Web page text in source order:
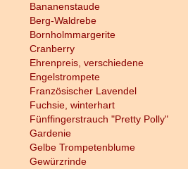
Bananenstaude
Berg-Waldrebe
Bornholmmargerite
Cranberry
Ehrenpreis, verschiedene
Engelstrompete
Französischer Lavendel
Fuchsie, winterhart
Fünffingerstrauch "Pretty Polly"
Gardenie
Gelbe Trompetenblume
Gewürzrinde